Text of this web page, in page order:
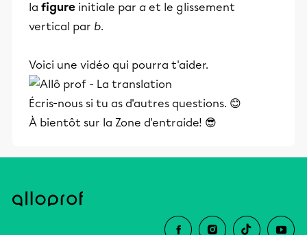
la figure initiale par a et le glissement
vertical par b.
Voici une vidéo qui pourra t'aider.
Écris-nous si tu as d'autres questions. 😊
À bientôt sur la Zone d'entraide! 😎